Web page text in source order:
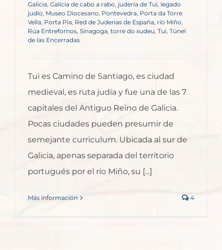
Galicia, Galicia de cabo a rabo, judería de Tui, legado
judío, Museo Diocesano, Pontevedra, Porta da Torre
Vella, Porta Pía, Red de Juderias de España, río Miño,
Rúa Entrefornos, Sinagoga, torre do xudeu, Tui, Túnel
de las Encerradas
Tui es Camino de Santiago, es ciudad
medieval, es ruta judía y fue una de las 7
capitales del Antiguo Reino de Galicia.
Pocas ciudades pueden presumir de
semejante curriculum. Ubicada al sur de
Galicia, apenas separada del territorio
portugués por el río Miño, su [...]
Más información 4